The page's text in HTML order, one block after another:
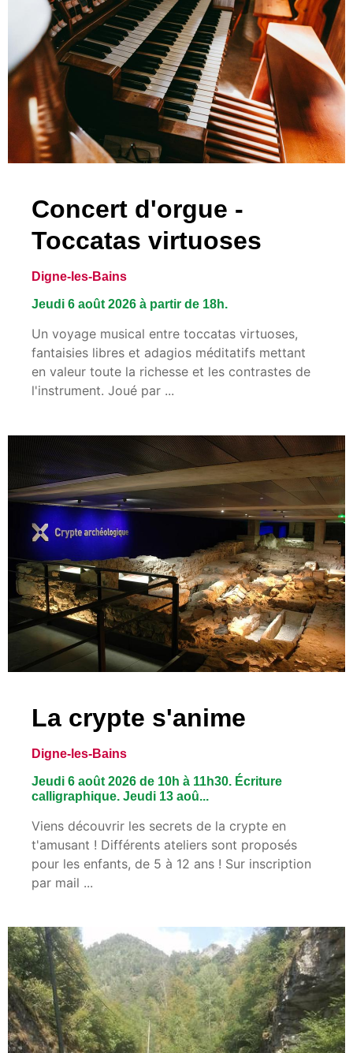
Concert d'orgue -
Toccatas virtuoses
Digne-les-Bains
Jeudi 6 août 2026 à partir de 18h.
Un voyage musical entre toccatas virtuoses,
fantaisies libres et adagios méditatifs mettant
en valeur toute la richesse et les contrastes de
l'instrument. Joué par ...
La crypte s'anime
Digne-les-Bains
Jeudi 6 août 2026 de 10h à 11h30. Écriture
calligraphique. Jeudi 13 aoû...
Viens découvrir les secrets de la crypte en
t'amusant ! Différents ateliers sont proposés
pour les enfants, de 5 à 12 ans ! Sur inscription
par mail ...